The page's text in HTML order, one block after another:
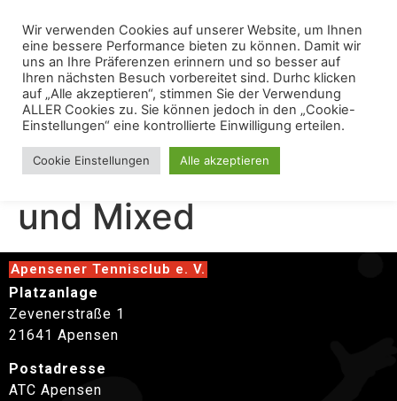
Finale VM Jugend
und Mixed
Apensener Tennisclub e. V.
Platzanlage
Zevenerstraße 1
21641 Apensen
Postadresse
ATC Apensen
Wir verwenden Cookies auf unserer Website, um Ihnen
eine bessere Performance bieten zu können. Damit wir
uns an Ihre Präferenzen erinnern und so besser auf
Ihren nächsten Besuch vorbereitet sind. Durhc klicken
auf „Alle akzeptieren“, stimmen Sie der Verwendung
ALLER Cookies zu. Sie können jedoch in den „Cookie-
Einstellungen“ eine kontrollierte Einwilligung erteilen.
Cookie Einstellungen Alle akzeptieren